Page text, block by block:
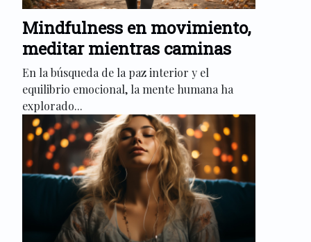
Mindfulness en movimiento,
meditar mientras caminas
En la búsqueda de la paz interior y el
equilibrio emocional, la mente humana ha
explorado...